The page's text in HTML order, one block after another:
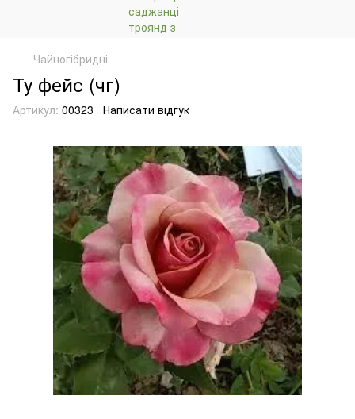
Чайногібридні
Ту фейс (чг)
Артикул: 00323 Написати відгук